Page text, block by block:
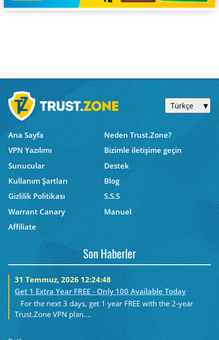
Türkçe
Ana Sayfa
Neden Trust.Zone?
VPN Yazılımı
Bizimle iletişime geçin
Sunucular
Destek
Kullanım Şartları
Blog
Gizlilik Politikası
S.S.S
Warrant Canary
Manuel
Affiliate
Son Haberler
31 Temmuz, 2026 12:24:48
Get 1 Extra Year FREE - Only 100 Available Today
For the next 3 days, get 1 year FREE with the 2-year
Trust.Zone VPN plan....